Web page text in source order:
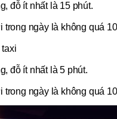
đỗ ít nhất là 15 phút.
ngày là không quá
đỗ ít nhất là 5 phút.
ngày là không quá